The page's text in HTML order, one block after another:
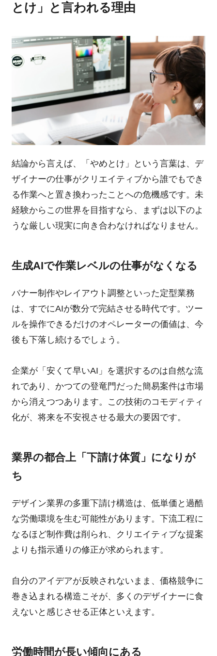
とけ」と言われる理由
結論から言えば、「やめとけ」という言葉は、デ
ザイナーの仕事がクリエイティブから誰でもでき
る作業へと置き換わったことへの危機感です。未
経験からこの世界を目指すなら、まずは以下のよ
うな厳しい現実に向き合わなければなりません。
生成AIで作業レベルの仕事がなくなる
バナー制作やレイアウト調整といった定型業務
は、すでにAIが数分で完結させる時代です。ツー
ルを操作できるだけのオペレーターの価値は、今
後も下落し続けるでしょう。
企業が「安くて早いAI」を選択するのは自然な流
れであり、かつての登竜門だった簡易案件は市場
から消えつつあります。この技術のコモディティ
化が、将来を不安視させる最大の要因です。
業界の都合上「下請け体質」になりが
ち
デザイン業界の多重下請け構造は、低単価と過酷
な労働環境を生む可能性があります。下流工程に
なるほど制作費は削られ、クリエイティブな提案
よりも指示通りの修正が求められます。
自分のアイデアが反映されないまま、価格競争に
巻き込まれる構造こそが、多くのデザイナーに食
えないと感じさせる正体といえます。
労働時間が長い傾向にある